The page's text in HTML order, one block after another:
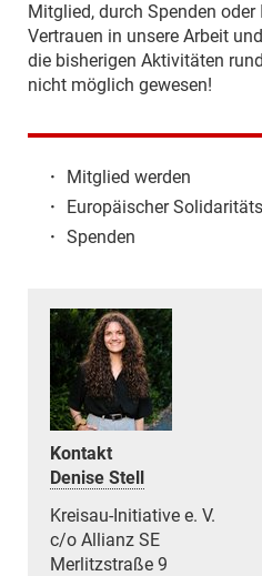
Mitglied, durch Spenden oder
Vertrauen in unsere Arbeit
die bisherigen Aktivitäten
nicht möglich gewesen!
·
Mitglied werden
·
Europäischer
· Spenden
Kontakt
Denise Stell
Kreisau-Initiative e. V.
c/o Allianz SE
Merlitzstraße 9